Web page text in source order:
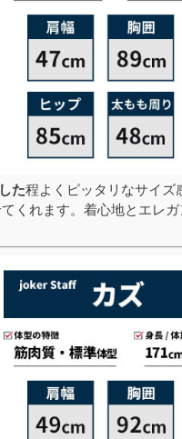
た程よくピッタリなサイズ
くれます。着心地とエレ